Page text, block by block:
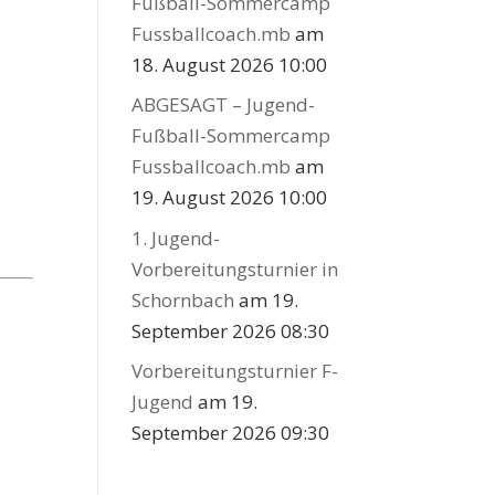
Fussballcoach.mb am
18. August 2026 10:00
ABGESAGT – Jugend-
Fußball-Sommercamp
Fussballcoach.mb am
19. August 2026 10:00
1. Jugend-
Vorbereitungsturnier in
Schornbach am 19.
September 2026 08:30
Vorbereitungsturnier F-
Jugend am 19.
September 2026 09:30